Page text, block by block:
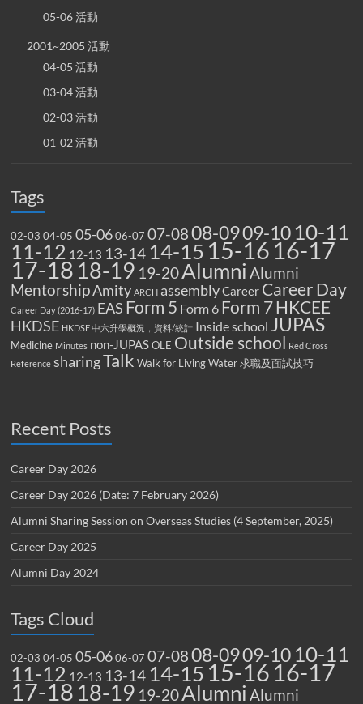
05-06 活動
2001~2005 活動
04-05 活動
03-04 活動
02-03 活動
01-02 活動
Tags
02-03 04-05 05-06 06-07 07-0808-0909-10 10-11
11-12 12-13 13-14 14-1515-1616-17
17-1818-19 19-20Alumni Alumni
MentorshipAmity ARCH assemblyCareer Career Day
Career Day (2016-17) EAS Form 5 Form 6 Form 7HKCEE
HKDSE HKDSE 中六升學概況，資料/統計 Inside school JUPAS
Medicine Minutes non-JUPAS OLE Outside school Red Cross
Reference sharingTalk Walk for Living Water 求職及面試技巧
Recent Posts
Career Day 2026
Career Day 2026 (Date: 7 February 2026)
Alumni Sharing Session on Overseas Studies (4 September, 2025)
Career Day 2025
Alumni Day 2024
Tags Cloud
02-03 04-05 05-06 06-07 07-0808-0909-10 10-11
11-12 12-13 13-14 14-1515-1616-17
17-1818-19 19-20Alumni Alumni